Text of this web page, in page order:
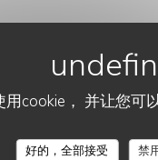
cookie， 并让您可
好的，全部接受 禁